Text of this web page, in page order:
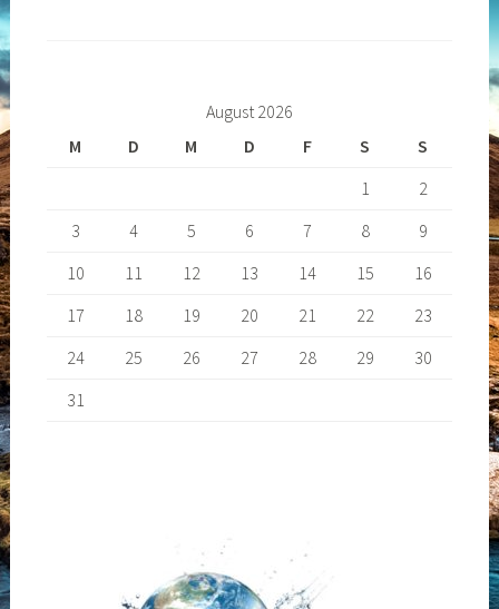
August 2026
M
D M D F S
S
1
2
3
4 5 6 7 8
9
10
11 12 13 14 15
16
17
18 19 20 21 22
23
24
25 26 27 28 29
30
31